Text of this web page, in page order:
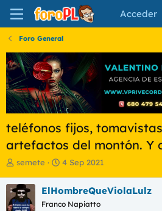
Acceder
Foro General
teléfonos fijos,
artefactos del montón. Y
I
i
c
i
semete
F
h
a
4 Sep 2021
ElHombreQueViolaLulz
Franco Napiatto